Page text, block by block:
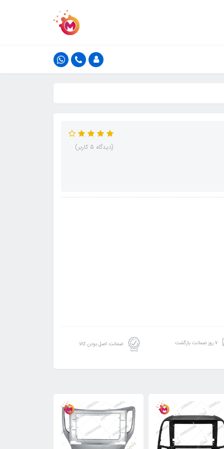
(دیدگاه 5 کاربر)
۷ روز ضمانت بازگشت ضمانت اصل بودن کالا